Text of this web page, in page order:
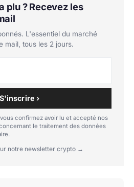
plu ? Recevez les
L'essentiel du marché
mail, tous les 2 jours.
S'inscrire ›
confirmez avoir lu et accepté nos
le traitement des données
notre newsletter crypto →